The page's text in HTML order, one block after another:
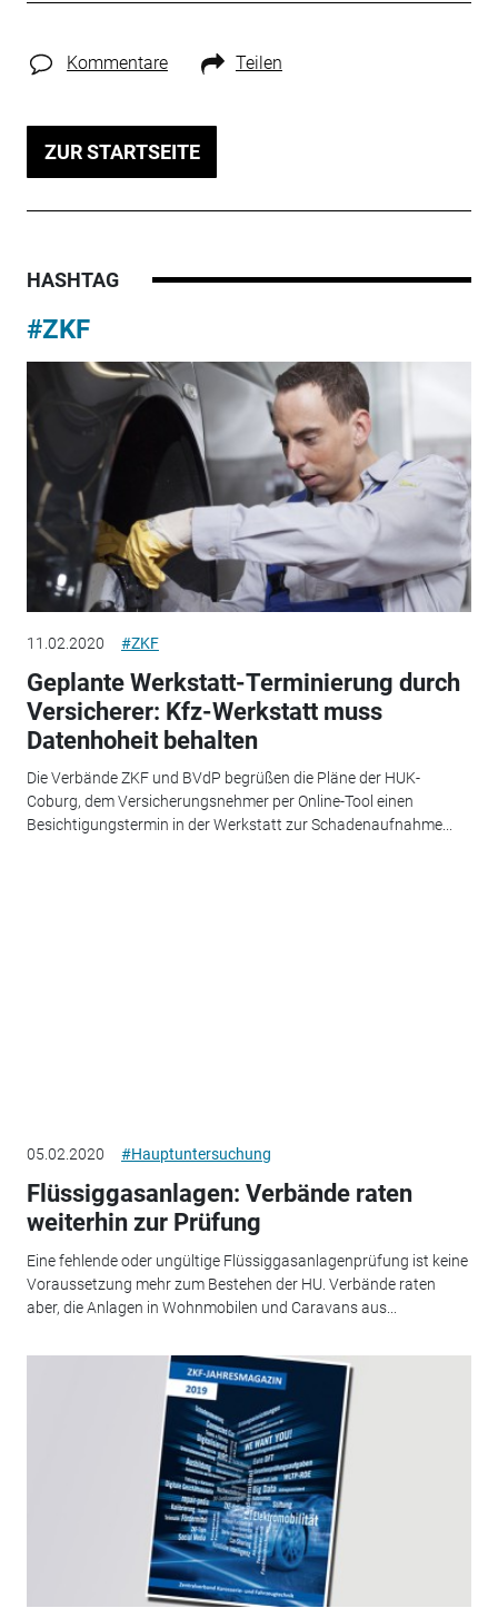
Kommentare Teilen
ZUR STARTSEITE
HASHTAG
#ZKF
11.02.2020 #ZKF
Geplante Werkstatt-Terminierung durch
Versicherer: Kfz-Werkstatt muss
Datenhoheit behalten
Die Verbände ZKF und BVdP begrüßen die Pläne der HUK-
Coburg, dem Versicherungsnehmer per Online-Tool einen
Besichtigungstermin in der Werkstatt zur Schadenaufnahme...
05.02.2020 #Hauptuntersuchung
Flüssiggasanlagen: Verbände raten
weiterhin zur Prüfung
Eine fehlende oder ungültige Flüssiggasanlagenprüfung ist keine
Voraussetzung mehr zum Bestehen der HU. Verbände raten
aber, die Anlagen in Wohnmobilen und Caravans aus...